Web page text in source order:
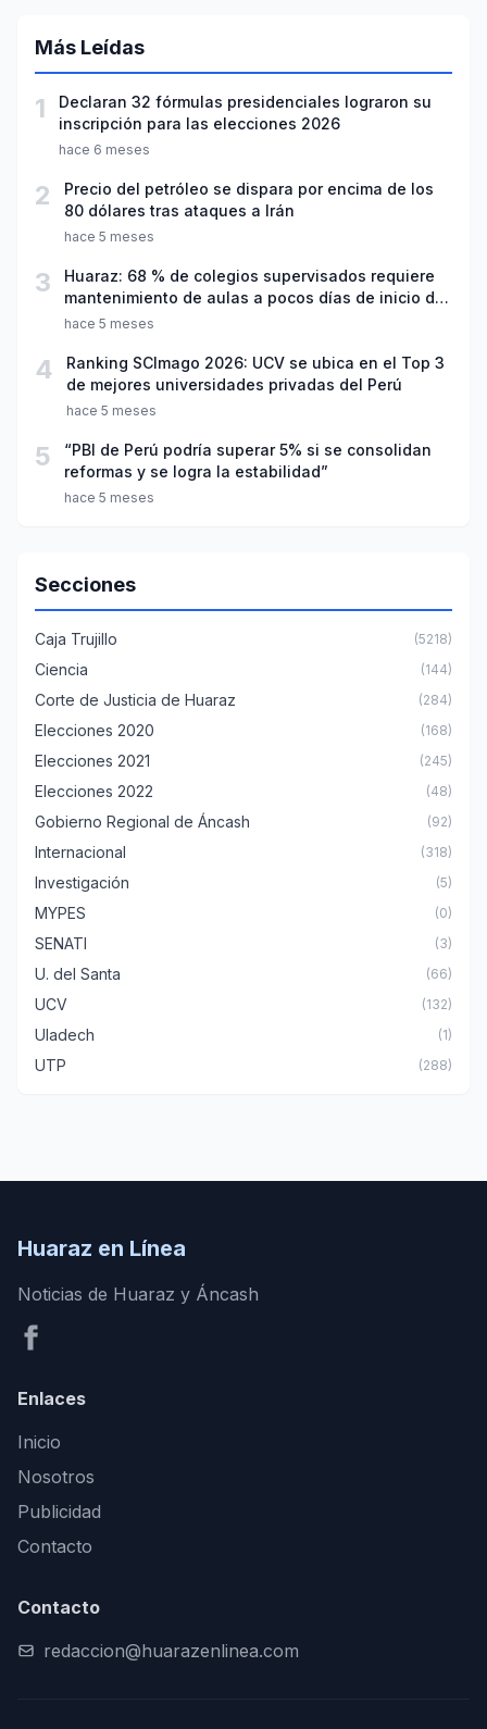
Más Leídas
1
Declaran 32 fórmulas presidenciales lograron su
inscripción para las elecciones 2026
hace 6 meses
2
Precio del petróleo se dispara por encima de los
80 dólares tras ataques a Irán
hace 5 meses
3
Huaraz: 68 % de colegios supervisados requiere
mantenimiento de aulas a pocos días de inicio del
año escolar 2026
hace 5 meses
4
Ranking SCImago 2026: UCV se ubica en el Top 3
de mejores universidades privadas del Perú
hace 5 meses
5
“PBI de Perú podría superar 5% si se consolidan
reformas y se logra la estabilidad”
hace 5 meses
Secciones
Caja Trujillo (5218)
Ciencia (144)
Corte de Justicia de Huaraz (284)
Elecciones 2020 (168)
Elecciones 2021 (245)
Elecciones 2022 (48)
Gobierno Regional de Áncash (92)
Internacional (318)
Investigación (5)
MYPES (0)
SENATI (3)
U. del Santa (66)
UCV (132)
Uladech (1)
UTP (288)
Huaraz en Línea
Noticias de Huaraz y Áncash
Enlaces
Inicio
Nosotros
Publicidad
Contacto
Contacto
redaccion@huarazenlinea.com